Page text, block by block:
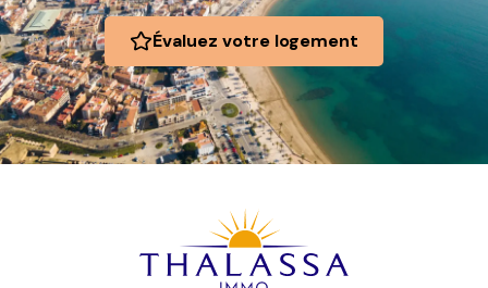
Évaluez votre logement